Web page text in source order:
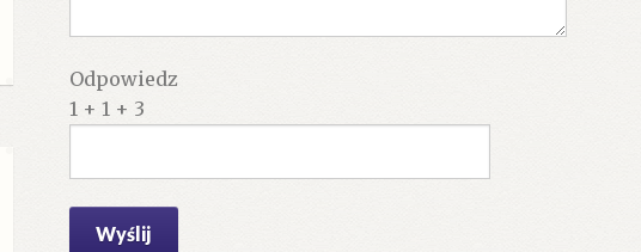
Odpowiedz
1 + 1 + 3